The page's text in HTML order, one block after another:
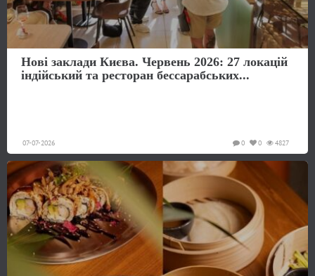
Нові заклади Києва. Червень 2026: 27 локацій
індійський та ресторан бессарабських...
07-07-2026 4827
0
0